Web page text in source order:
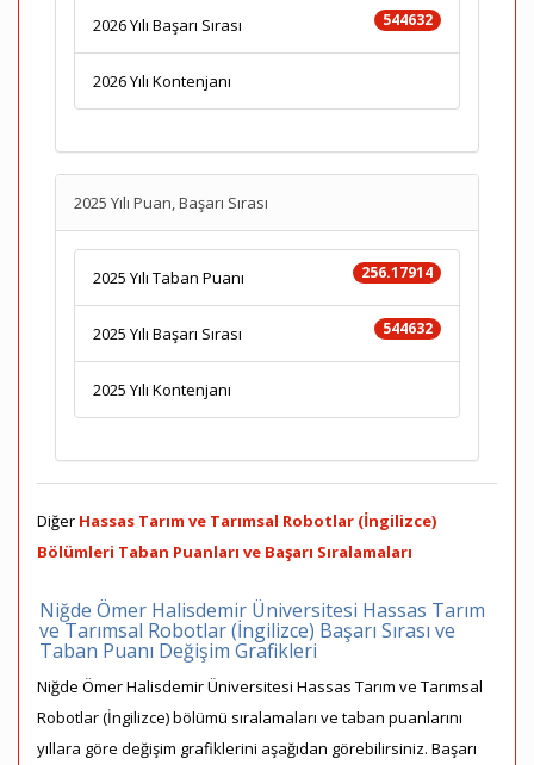
544632
2026 Yılı Başarı Sırası
2026 Yılı Kontenjanı
2025 Yılı Puan, Başarı Sırası
256.17914
2025 Yılı Taban Puanı
544632
2025 Yılı Başarı Sırası
2025 Yılı Kontenjanı
Diğer Hassas Tarım ve Tarımsal Robotlar (İngilizce)
Bölümleri Taban Puanları ve Başarı Sıralamaları
Niğde Ömer Halisdemir Üniversitesi Hassas Tarım
ve Tarımsal Robotlar (İngilizce) Başarı Sırası ve
Taban Puanı Değişim Grafikleri
Niğde Ömer Halisdemir Üniversitesi Hassas Tarım ve Tarımsal
Robotlar (İngilizce) bölümü sıralamaları ve taban puanlarını
yıllara göre değişim grafiklerini aşağıdan görebilirsiniz. Başarı